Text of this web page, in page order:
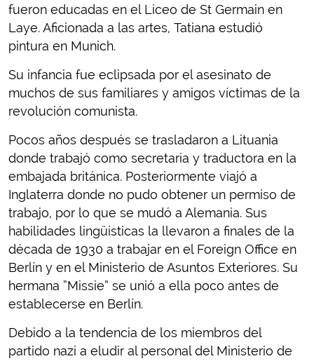
fueron educadas en el Liceo de St Germain en
Laye. Aficionada a las artes, Tatiana estudió
pintura en Munich.
Su infancia fue eclipsada por el asesinato de
muchos de sus familiares y amigos víctimas de la
revolución comunista.
Pocos años después se trasladaron a Lituania
donde trabajó como secretaria y traductora en la
embajada británica. Posteriormente viajó a
Inglaterra donde no pudo obtener un permiso de
trabajo, por lo que se mudó a Alemania. Sus
habilidades lingüísticas la llevaron a finales de la
década de 1930 a trabajar en el Foreign Office en
Berlín y en el Ministerio de Asuntos Exteriores. Su
hermana “Missie” se unió a ella poco antes de
establecerse en Berlín.
Debido a la tendencia de los miembros del
partido nazi a eludir al personal del Ministerio de